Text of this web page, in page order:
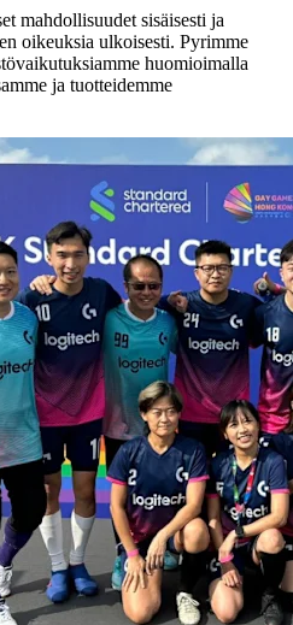
mahdollisuudet sisäisesti ja
oikeuksia ulkoisesti. Pyrimme
huomioimalla
ja tuotteidemme